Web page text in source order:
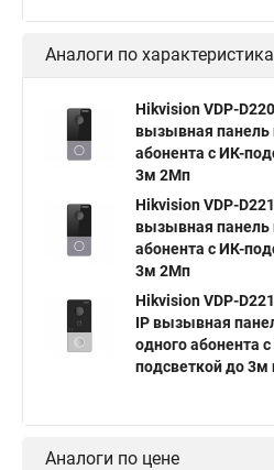
Аналоги по
Hikvision VDP-
вызывная панель
абонента с ИК-
3м 2Мп
Hikvision VDP-
вызывная панель
абонента с ИК-
3м 2Мп
Hikvision VDP-
IP вызывная
одного абонента
подсветкой до 3м
Аналоги по цене